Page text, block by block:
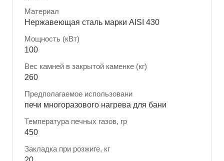
Материал
Нержавеющая сталь марки AISI 430
Мощность (кВт)
100
Вес камней в закрытой каменке (кг)
260
Предполагаемое использовани
печи многоразового нагрева для бани
Температура печных газов, гр
450
Закладка при розжиге, кг